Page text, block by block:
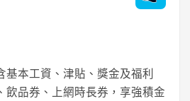
基本工資、津貼、獎金及福利
飲品券、上網時長券，享強積金